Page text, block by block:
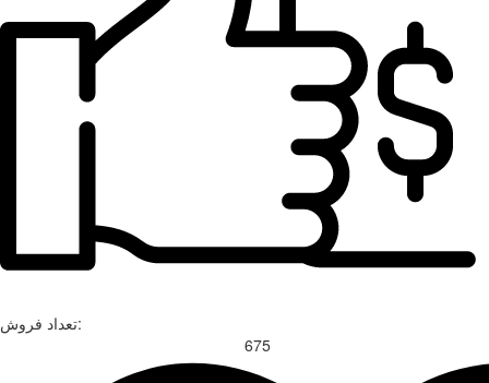
تعداد فروش:
675